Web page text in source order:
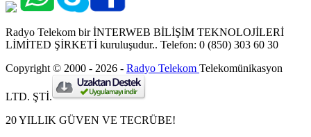
Radyo Telekom bir İNTERWEB BİLİŞİM TEKNOLOJİLERİ
LİMİTED ŞİRKETİ kuruluşudur.. Telefon: 0 (850) 303 60 30
Copyright © 2000 - 2026 - Radyo Telekom Telekomünikasyon
LTD. ŞTİ.
20 YILLIK GÜVEN VE TECRÜBE!